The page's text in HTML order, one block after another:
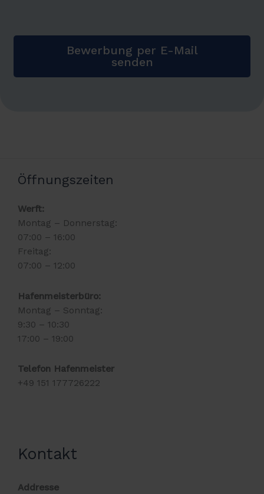
Bewerbung per E-Mail
senden
Öffnungszeiten
Werft:
Montag – Donnerstag:
07:00 – 16:00
Freitag:
07:00 – 12:00
Hafenmeisterbüro:
Montag – Sonntag:
9:30 – 10:30
17:00 – 19:00
Telefon Hafenmeister
+49 151 177726222
Kontakt
Addresse